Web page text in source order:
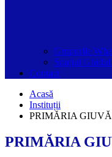
Grupurile
Spațiul
Contact
Acasă
Instituții
PRIMĂRIA
PRIMĂRIA